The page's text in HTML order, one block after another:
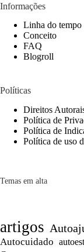
Informações
Linha do tempo
Conceito
FAQ
Blogroll
Políticas
Direitos
Política de
Política de
Política de uso
Temas em alta
artigos
Autocuidado